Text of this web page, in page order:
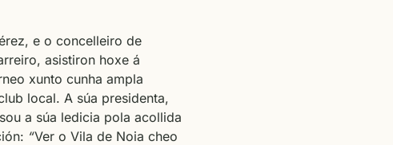
e o concelleiro de
asistiron hoxe á
xunto cunha ampla
local. A súa presidenta,
a súa ledicia pola acollida
“Ver o Vila de Noia cheo